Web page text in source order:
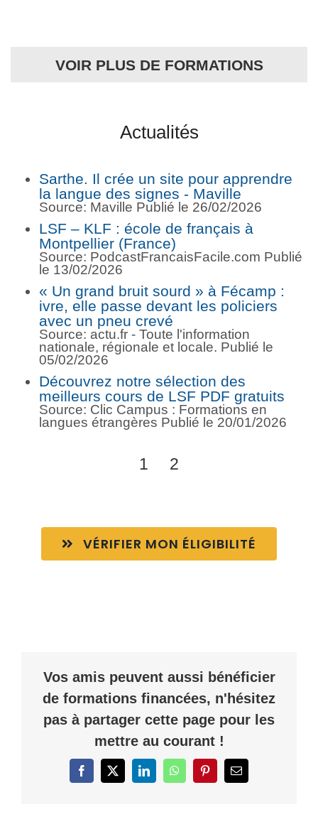
VOIR PLUS DE FORMATIONS
Actualités
Sarthe. Il crée un site pour apprendre
la langue des signes - Maville
Source: Maville Publié le 26/02/2026
LSF – KLF : école de français à
Montpellier (France)
Source: PodcastFrancaisFacile.com Publié
le 13/02/2026
« Un grand bruit sourd » à Fécamp :
ivre, elle passe devant les policiers
avec un pneu crevé
Source: actu.fr - Toute l'information
nationale, régionale et locale. Publié le
05/02/2026
Découvrez notre sélection des
meilleurs cours de LSF PDF gratuits
Source: Clic Campus : Formations en
langues étrangères Publié le 20/01/2026
1 2
VÉRIFIER MON ÉLIGIBILITÉ
Vos amis peuvent aussi bénéficier
de formations financées, n'hésitez
pas à partager cette page pour les
mettre au courant !
Facebook
X LinkedInWhatsAppPinterestEmail